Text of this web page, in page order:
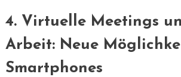
4. Virtuelle Meetings
Arbeit: Neue
Smartphones